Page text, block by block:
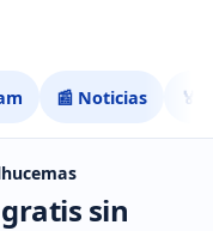
📰 Noticias 🏅
sin